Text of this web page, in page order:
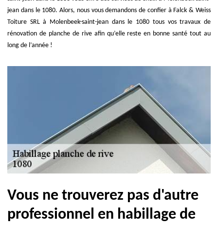
jean dans le 1080. Alors, nous vous demandons de confier à Falck & Weiss
Toiture SRL à Molenbeek-saint-jean dans le 1080 tous vos travaux de
rénovation de planche de rive afin qu’elle reste en bonne santé tout au
long de l’année !
Vous ne trouverez pas d'autre
professionnel en habillage de